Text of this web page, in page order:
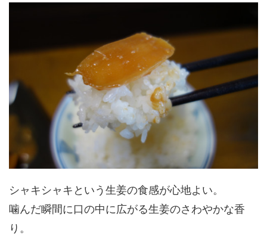
シャキシャキという生姜の食感が心地よい。
噛んだ瞬間に口の中に広がる生姜のさわやかな香
り。